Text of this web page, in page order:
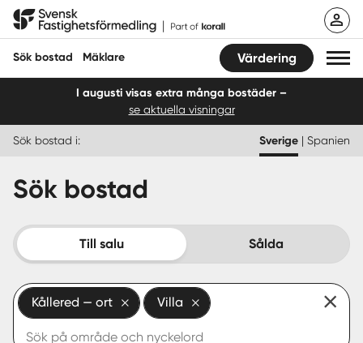
Hoppa
Svensk Fastighetsförmedling
Sök bostad Mäklare Värdering
Sälja
Köpa
Start
I augusti visas extra många bostäder –
se aktuella visningar
Sök bostad i: Sverige | Spanien
Sök bostad
Till salu Sålda
Kållered — ort Villa